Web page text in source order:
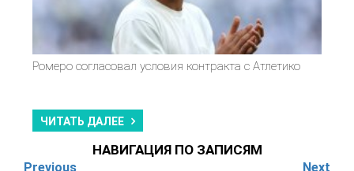
Ромеро согласовал условия контракта с Атлетико
ЧИТАТЬ ДАЛЕЕ
НАВИГАЦИЯ ПО ЗАПИСЯМ
Previous Next